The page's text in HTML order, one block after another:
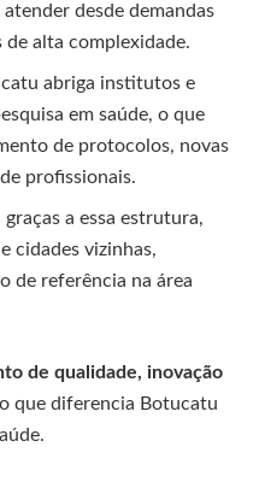
desde demandas
de alta complexidade.
abriga institutos e
em saúde, o que
de protocolos, novas
profissionais.
graças a essa estrutura,
cidades vizinhas,
de referência na área
de qualidade, inovação
que diferencia Botucatu